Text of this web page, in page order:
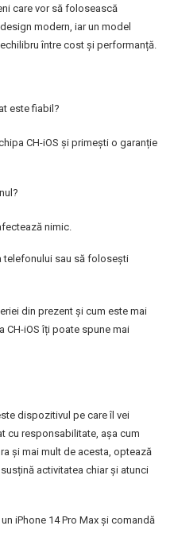
care vor să folosească
modern, iar un model
între cost și performanță.
este fiabil?
CH-iOS și primești o garanție
nimic.
telefonului sau să folosești
din prezent și cum este mai
CH-iOS îți poate spune mai
dispozitivul pe care îl vei
cu responsabilitate, așa cum
și mai mult de acesta, optează
activitatea chiar și atunci
iPhone 14 Pro Max și comandă